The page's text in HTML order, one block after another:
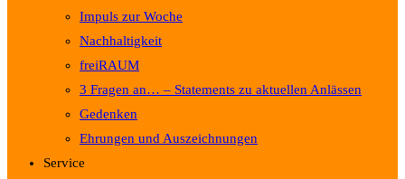
Impuls zur Woche
Nachhaltigkeit
freiRAUM
3 Fragen an… – Statements zu aktuellen Anlässen
Gedenken
Ehrungen und Auszeichnungen
Service